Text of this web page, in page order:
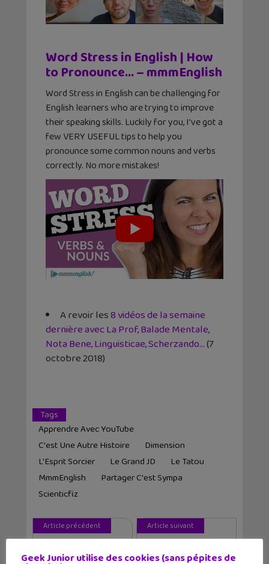
Word Stress in English | How
to Pronounce… – mmmEnglish
Word Stress in English can be challenging for
English learners who are trying to improve
their speaking skills. Luckily for you, I’ve got a
few VERY USEFUL tips to help you
pronounce some common nouns and verbs
correctly. No more mistakes!
A revoir les8 vidéos de la semaine
dernière avec La Prof, Balade Mentale,
Nota Bene, Linguisticae, Scherzando…(7
octobre 2018)
Tags
Apprendre Avec YouTube
C'est Une Autre Histoire
Dimension
L'Esprit Sorcier
Le Grand JD
Le Tatou
MmmEnglish
Partager C'est Sympa
Scienticfiz
Article précédent
La BD du week-end
Article suivant
L'actu geek #80 :
Geek Junior utilise des cookies (sans pépites de